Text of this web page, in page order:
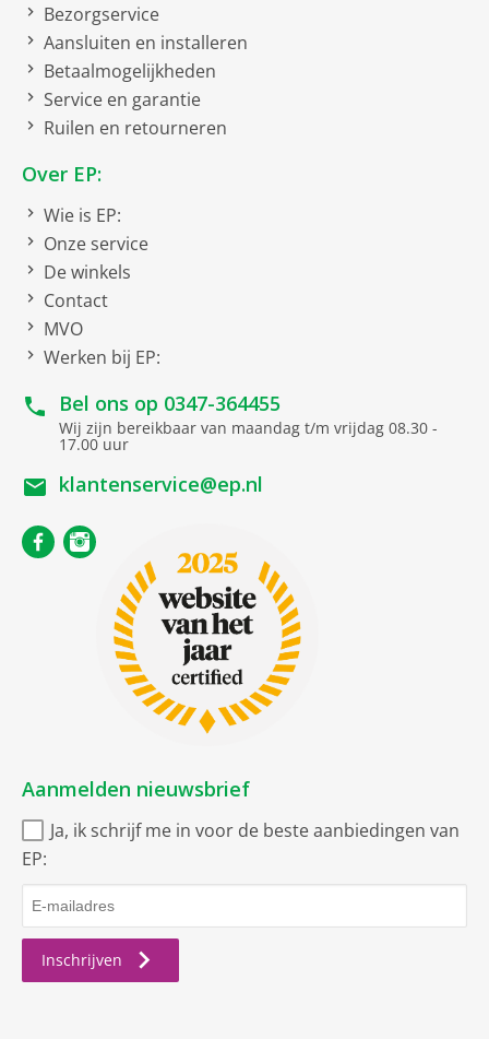
Bezorgservice
Aansluiten en installeren
Betaalmogelijkheden
Service en garantie
Ruilen en retourneren
Over EP:
Wie is EP:
Onze service
De winkels
Contact
MVO
Werken bij EP:
Bel ons op 0347-364455
Wij zijn bereikbaar van maandag t/m vrijdag 08.30 -
17.00 uur
klantenservice@ep.nl
Aanmelden nieuwsbrief
Ja, ik schrijf me in voor de beste aanbiedingen van
EP:
Inschrijven